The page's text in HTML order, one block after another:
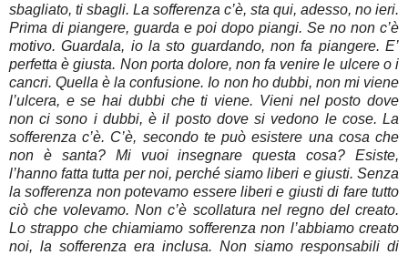
sbagliato, ti sbagli. La sofferenza c’è, sta qui, adesso, no ieri.
Prima di piangere, guarda e poi dopo piangi. Se no non c’è
motivo. Guardala, io la sto guardando, non fa piangere. E’
perfetta è giusta. Non porta dolore, non fa venire le ulcere o i
cancri. Quella è la confusione. Io non ho dubbi, non mi viene
l’ulcera, e se hai dubbi che ti viene. Vieni nel posto dove
non ci sono i dubbi, è il posto dove si vedono le cose. La
sofferenza c’è. C’è, secondo te può esistere una cosa che
non è santa? Mi vuoi insegnare questa cosa? Esiste,
l’hanno fatta tutta per noi, perché siamo liberi e giusti. Senza
la sofferenza non potevamo essere liberi e giusti di fare tutto
ciò che volevamo. Non c’è scollatura nel regno del creato.
Lo strappo che chiamiamo sofferenza non l’abbiamo creato
noi, la sofferenza era inclusa. Non siamo responsabili di